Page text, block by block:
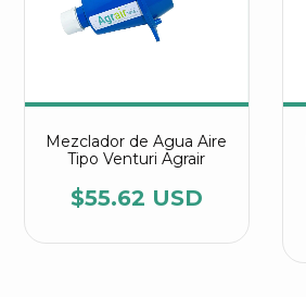
Mezclador de Agua Aire
Tipo Venturi Agrair
$55.62 USD